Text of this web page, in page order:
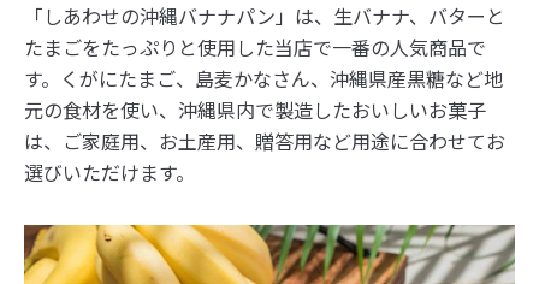
「しあわせの沖縄バナナパン」は、生バナナ、バターと
たまごをたっぷりと使用した当店で一番の人気商品で
す。くがにたまご、島麦かなさん、沖縄県産黒糖など地
元の食材を使い、沖縄県内で製造したおいしいお菓子
は、ご家庭用、お土産用、贈答用など用途に合わせてお
選びいただけます。